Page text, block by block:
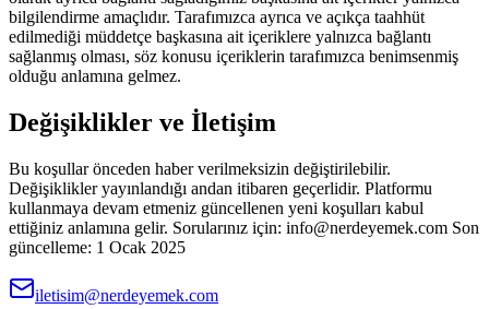
bilgilendirme amaçlıdır. Tarafımızca ayrıca ve açıkça taahhüt
edilmediği müddetçe başkasına ait içeriklere yalnızca bağlantı
sağlanmış olması, söz konusu içeriklerin tarafımızca benimsenmiş
olduğu anlamına gelmez.
Değişiklikler ve İletişim
Bu koşullar önceden haber verilmeksizin değiştirilebilir.
Değişiklikler yayınlandığı andan itibaren geçerlidir. Platformu
kullanmaya devam etmeniz güncellenen yeni koşulları kabul
ettiğiniz anlamına gelir. Sorularınız için: info@nerdeyemek.com Son
güncelleme: 1 Ocak 2025
iletisim@nerdeyemek.com